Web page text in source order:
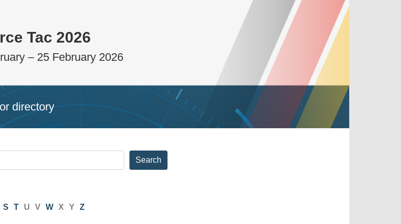
Tac 2026
– 25 February 2026
directory
Search
S T U V W X Y Z